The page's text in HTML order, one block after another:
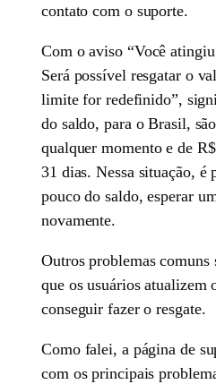
contato com o suporte.
Com o aviso “Você
Será possível resgatar o
limite for redefinido”,
do saldo, para o Brasil,
qualquer momento e de
31 dias. Nessa situação, é
pouco do saldo, esperar
novamente.
Outros problemas comuns
que os usuários atualizem
conseguir fazer o resgate.
Como falei, a página de
com os principais